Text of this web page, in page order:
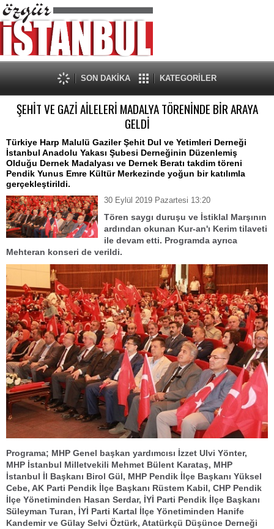
SON DAKİKA KATEGORİLER
ŞEHİT VE GAZİ AİLELERİ MADALYA TÖRENİNDE BİR ARAYA
GELDİ
Türkiye Harp Malulü Gaziler Şehit Dul ve Yetimleri Derneği
İstanbul Anadolu Yakası Şubesi Derneğinin Düzenlemiş
Olduğu Dernek Madalyası ve Dernek Beratı takdim töreni
Pendik Yunus Emre Kültür Merkezinde yoğun bir katılımla
gerçekleştirildi.
30 Eylül 2019 Pazartesi 13:20
Tören saygı duruşu ve İstiklal Marşının
ardından okunan Kur-an'ı Kerim tilaveti
ile devam etti. Programda ayrıca
Mehteran konseri de verildi.
Programa; MHP Genel başkan yardımcısı İzzet Ulvi Yönter,
MHP İstanbul Milletvekili Mehmet Bülent Karataş, MHP
İstanbul İl Başkanı Birol Gül, MHP Pendik İlçe Başkanı Yüksel
Cebe, AK Parti Pendik İlçe Başkanı Rüstem Kabil, CHP Pendik
İlçe Yönetiminden Hasan Serdar, İYİ Parti Pendik İlçe Başkanı
Süleyman Turan, İYİ Parti Kartal İlçe Yönetiminden Hanife
Kandemir ve Gülay Selvi Öztürk, Atatürkçü Düşünce Derneği